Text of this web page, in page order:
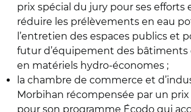
prix spécial du jury pour ses efforts
réduire les prélèvements en eau
l’entretien des espaces publics et
futur d’équipement des
en matériels hydro-économes ;
la chambre de commerce et
Morbihan récompensée par un
pour son programme Écodo qui